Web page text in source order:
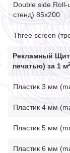
Double side
стенд) 85х200
Three screen
Рекламный Щит
печатью) за 1 м
Пластик 3 мм
Пластик 4 мм
Пластик 5 мм
Пластик 6 мм